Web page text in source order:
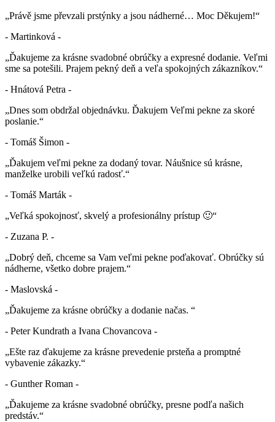
„Právě jsme převzali prstýnky a jsou nádherné… Moc Děkujem!“
- Martinková -
„Ďakujeme za krásne svadobné obrúčky a expresné dodanie. Veľmi
sme sa potešili. Prajem pekný deň a veľa spokojných zákazníkov.“
- Hnátová Petra -
„Dnes som obdržal objednávku. Ďakujem Veľmi pekne za skoré
poslanie.“
- Tomáš Šimon -
„Ďakujem veľmi pekne za dodaný tovar. Náušnice sú krásne,
manželke urobili veľkú radosť.“
- Tomáš Marták -
„Veľká spokojnosť, skvelý a profesionálny prístup 🙂“
- Zuzana P. -
„Dobrý deň, chceme sa Vam veľmi pekne poďakovať. Obrúčky sú
nádherne, všetko dobre prajem.“
- Maslovská -
„Ďakujeme za krásne obrúčky a dodanie načas. “
- Peter Kundrath a Ivana Chovancova -
„Ešte raz ďakujeme za krásne prevedenie prsteňa a promptné
vybavenie zákazky.“
- Gunther Roman -
„Ďakujeme za krásne svadobné obrúčky, presne podľa našich
predstáv.“